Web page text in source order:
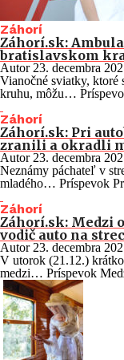
Záhorí
Záhorí.sk:
bratislavskom
Autor 23. decembra
Vianočné sviatky,
kruhu, môžu…
Záhorí
Záhorí.sk: Pri
zranili a okradli
Autor 23. decembra
Neznámy páchateľ v
mladého… Príspevok
Záhorí
Záhorí.sk: Medzi
vodič auto na
Autor 23. decembra
V utorok (21.12.)
medzi… Príspevok